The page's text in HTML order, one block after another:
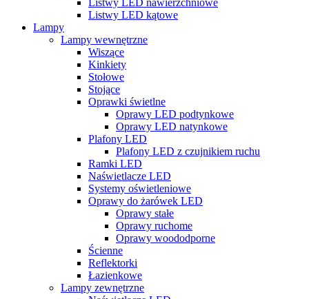
Listwy LED kątowe
Lampy
Lampy wewnętrzne
Wiszące
Kinkiety
Stołowe
Stojące
Oprawki świetlne
Oprawy LED podtynkowe
Oprawy LED natynkowe
Plafony LED
Plafony LED z czujnikiem ruchu
Ramki LED
Naświetlacze LED
Systemy oświetleniowe
Oprawy do żarówek LED
Oprawy stałe
Oprawy ruchome
Oprawy woododporne
Ścienne
Reflektorki
Łazienkowe
Lampy zewnętrzne